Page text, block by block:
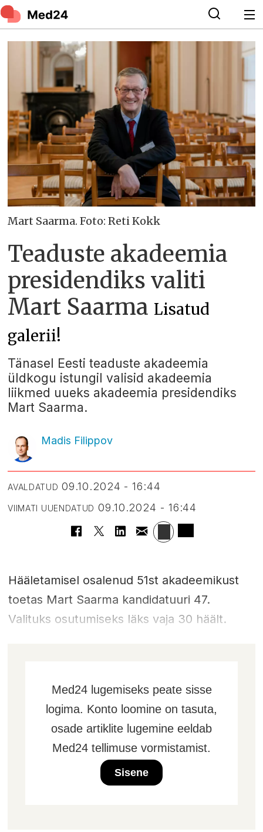
Mart Saarma. Foto: Reti Kokk
Teaduste akadeemia
presidendiks valiti
Mart Saarma Lisatud
galerii!
Tänasel Eesti teaduste akadeemia
üldkogu istungil valisid akadeemia
liikmed uueks akadeemia presidendiks
Mart Saarma.
Madis Filippov
AVALDATUD 09.10.2024 - 16:44
VIIMATI UUENDATUD 09.10.2024 - 16:44
Hääletamisel osalenud 51st akadeemikust
toetas Mart Saarma kandidatuuri 47.
Valituks osutumiseks läks vaja 30 häält.
Med24 lugemiseks peate sisse
logima. Konto loomine on tasuta,
osade artiklite lugemine eeldab
Med24 tellimuse vormistamist.
Sisene